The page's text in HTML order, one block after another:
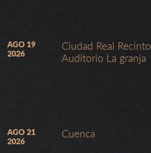
AGO 19
2026
Ciudad Real Recinto
Auditorio La granja
AGO 21
2026
Cuenca